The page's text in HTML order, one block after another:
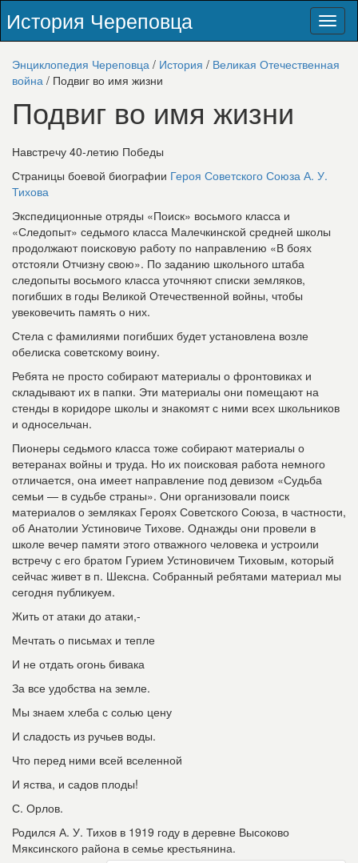
История Череповца
Энциклопедия Череповца / История / Великая Отечественная
война / Подвиг во имя жизни
Подвиг во имя жизни
Навстречу 40-летию Победы
Страницы боевой биографии Героя Советского Союза А. У.
Тихова
Экспедиционные отряды «Поиск» восьмого класса и
«Следопыт» седьмого класса Малечкинской средней школы
продолжают поисковую работу по направлению «В боях
отстояли Отчизну свою». По заданию школьного штаба
следопыты восьмого класса уточняют списки земляков,
погибших в годы Великой Отечественной войны, чтобы
увековечить память о них.
Стела с фамилиями погибших будет установлена возле
обелиска советскому воину.
Ребята не просто собирают материалы о фронтовиках и
складывают их в папки. Эти материалы они помещают на
стенды в коридоре школы и знакомят с ними всех школьников
и односельчан.
Пионеры седьмого класса тоже собирают материалы о
ветеранах войны и труда. Но их поисковая работа немного
отличается, она имеет направление под девизом «Судьба
семьи — в судьбе страны». Они организовали поиск
материалов о земляках Героях Советского Союза, в частности,
об Анатолии Устиновиче Тихове. Однажды они провели в
школе вечер памяти этого отважного человека и устроили
встречу с его братом Гурием Устиновичем Тиховым, который
сейчас живет в п. Шексна. Собранный ребятами материал мы
сегодня публикуем.
Жить от атаки до атаки,-
Мечтать о письмах и тепле
И не отдать огонь бивака
За все удобства на земле.
Мы знаем хлеба с солью цену
И сладость из ручьев воды.
Что перед ними всей вселенной
И яства, и садов плоды!
С. Орлов.
Родился А. У. Тихов в 1919 году в деревне Высоково
Мяксинского района в семье крестьянина.